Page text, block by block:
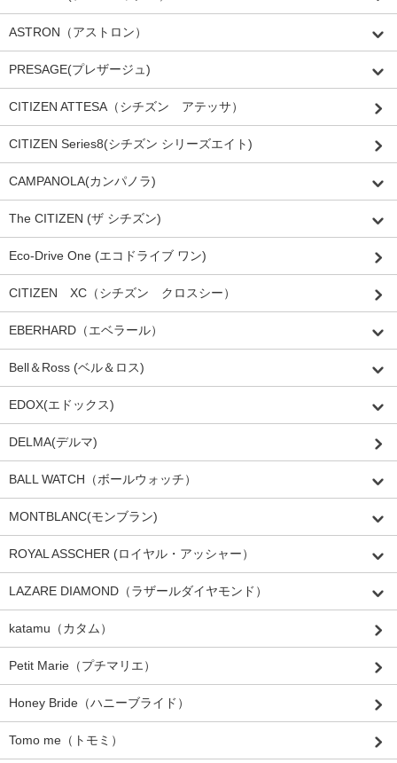
ASTRON（アストロン）
PRESAGE(プレザージュ)
CITIZEN ATTESA（シチズン アテッサ）
CITIZEN Series8(シチズン シリーズエイト)
CAMPANOLA(カンパノラ)
The CITIZEN (ザ シチズン)
Eco-Drive One (エコドライブ ワン)
CITIZEN XC（シチズン クロスシー）
EBERHARD（エベラール）
Bell＆Ross (ベル＆ロス)
EDOX(エドックス)
DELMA(デルマ)
BALL WATCH（ボールウォッチ）
MONTBLANC(モンブラン)
ROYAL ASSCHER (ロイヤル・アッシャー）
LAZARE DIAMOND（ラザールダイヤモンド）
katamu（カタム）
Petit Marie（プチマリエ）
Honey Bride（ハニーブライド）
Tomo me（トモミ）